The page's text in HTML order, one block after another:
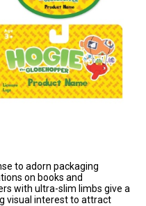
to adorn packaging
on books and
with ultra-slim limbs give a
visual interest to attract